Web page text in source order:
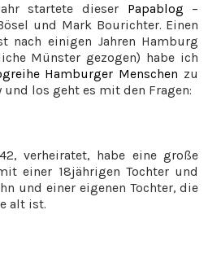
startete dieser Papablog –
und Mark Bourichter. Einen
nach einigen Jahren Hamburg
Münster gezogen) habe ich
Hamburger Menschen zu
und los geht es mit den Fragen:
verheiratet, habe eine große
einer 18jährigen Tochter und
und einer eigenen Tochter, die
alt ist.